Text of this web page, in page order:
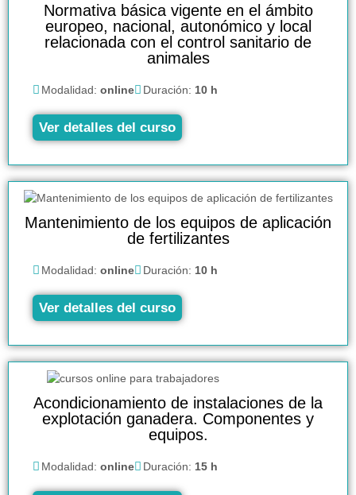
Normativa básica vigente en el ámbito
europeo, nacional, autonómico y local
relacionada con el control sanitario de
animales
Modalidad: online Duración: 10 h
Ver detalles del curso
Mantenimiento de los equipos de aplicación
de fertilizantes
Modalidad: online Duración: 10 h
Ver detalles del curso
Acondicionamiento de instalaciones de la
explotación ganadera. Componentes y
equipos.
Modalidad: online Duración: 15 h